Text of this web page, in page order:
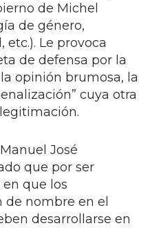
de Michel
de género,
Le provoca
de defensa por la
opinión brumosa, la
cuya otra
José
que por ser
que los
de nombre en el
desarrollarse en